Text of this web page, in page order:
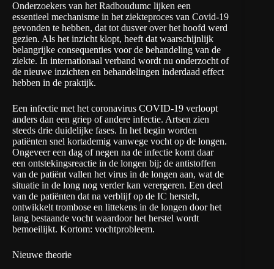
Onderzoekers van het Radboudumc lijken een
essentieel mechanisme in het ziekteproces van Covid-19
gevonden te hebben, dat tot dusver over het hoofd werd
gezien. Als het inzicht klopt, heeft dat waarschijnlijk
belangrijke consequenties voor de behandeling van de
ziekte. In internationaal verband wordt nu onderzocht of
de nieuwe inzichten en behandelingen inderdaad effect
hebben in de praktijk.
Een infectie met het coronavirus COVID-19 verloopt
anders dan een griep of andere infectie. Artsen zien
steeds drie duidelijke fases. In het begin worden
patiënten snel kortademig vanwege vocht op de longen.
Ongeveer een dag of negen na de infectie komt daar
een ontstekingsreactie in de longen bij; de antistoffen
van de patiënt vallen het virus in de longen aan, wat de
situatie in de long nog verder kan verergeren. Een deel
van de patiënten dat na verblijf op de IC herstelt,
ontwikkelt trombose en littekens in de longen door het
lang bestaande vocht waardoor het herstel wordt
bemoeilijkt. Kortom: vochtprobleem.
Nieuwe theorie